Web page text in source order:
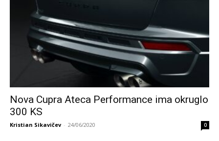
Nova Cupra Ateca Performance ima okruglo
300 KS
Kristian Sikavičev - 24/06/2020 0